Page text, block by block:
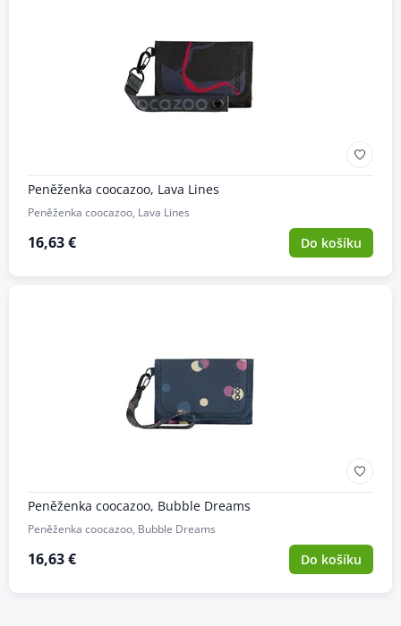
Peněženka coocazoo, Lava Lines
Peněženka coocazoo, Lava Lines
16,63 € Do košíku
Peněženka coocazoo, Bubble Dreams
Peněženka coocazoo, Bubble Dreams
16,63 € Do košíku